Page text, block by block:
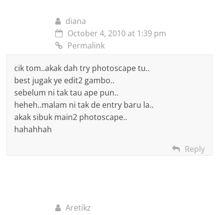
diana
October 4, 2010 at 1:39 pm
Permalink
cik tom..akak dah try photoscape tu..
best jugak ye edit2 gambo..
sebelum ni tak tau ape pun..
heheh..malam ni tak de entry baru la..
akak sibuk main2 photoscape..
hahahhah
Reply
Aretikz